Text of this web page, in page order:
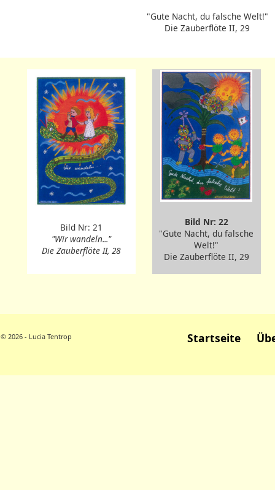
"Gute Nacht, du falsche Welt!"
Die Zauberflöte II, 29
Bild Nr: 21
"Wir wandeln..."
Die Zauberflöte II, 28
Bild Nr: 22
"Gute Nacht, du falsche
Welt!"
Die Zauberflöte II, 29
© 2026 - Lucia Tentrop Startseite